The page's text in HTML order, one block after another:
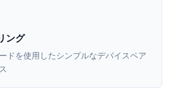
ング
ドを使用したシンプルなデバイスペア